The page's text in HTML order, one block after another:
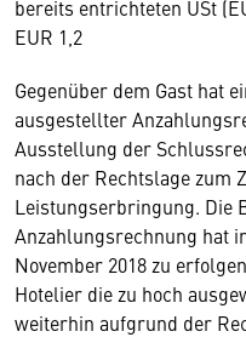
bereits entrichteten USt
EUR 1,2
Gegenüber dem Gast hat
ausgestellter
Ausstellung der
nach der Rechtslage zum
Leistungserbringung. Die
Anzahlungsrechnung hat
November 2018 zu
Hotelier die zu hoch
weiterhin aufgrund der